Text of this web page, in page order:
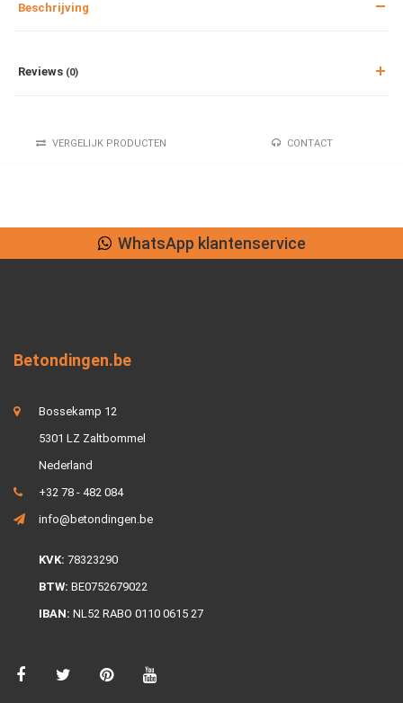
Beschrijving
Reviews (0)
VERGELIJK PRODUCTEN CONTACT
WhatsApp klantenservice
Betondingen.be
Bossekamp 12
5301 LZ Zaltbommel
Nederland
+32 78 - 482 084
info@betondingen.be
KVK: 78323290
BTW: BE0752679022
IBAN: NL52 RABO 0110 0615 27